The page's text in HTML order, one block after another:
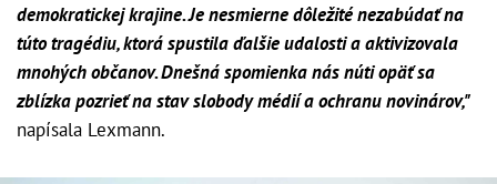
demokratickej krajine. Je nesmierne dôležité nezabúdať na
túto tragédiu, ktorá spustila ďalšie udalosti a aktivizovala
mnohých občanov. Dnešná spomienka nás núti opäť sa
zblízka pozrieť na stav slobody médií a ochranu novinárov,"
napísala Lexmann.